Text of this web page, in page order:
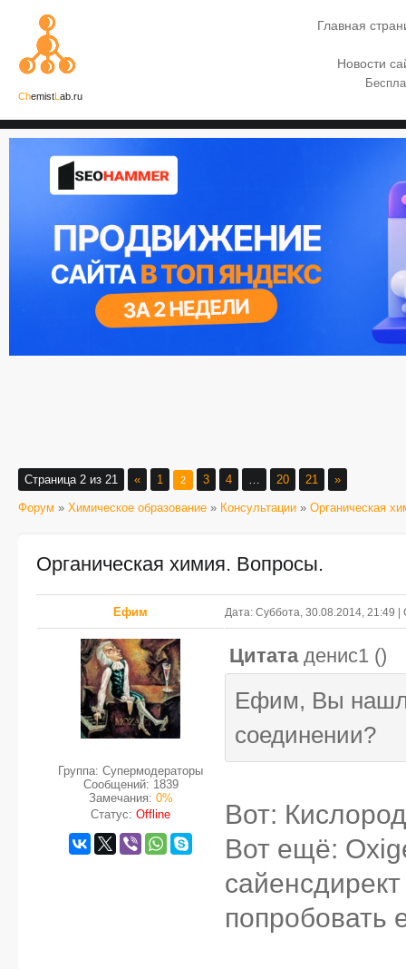
ChemistL ab.ru
Главная
Новости
Страница 2 из 21 « 1 2 3 4 20 21 »
Форум » Химическое образование » Консультации » Органическая
Органическая химия. Вопросы.
Ефим Дата: Суббота, 30.08.2014, 21:49
Группа: Супермодераторы
Сообщений: 1839
Замечания: 0%
Статус: Offline
Цитата денис1 ()
Ефим, Вы
соединении?
Вот:
Вот ещё:
попробовать